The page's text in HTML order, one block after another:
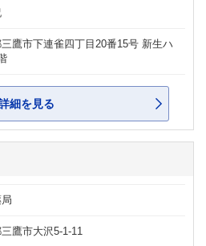
鷹市下連雀四丁目20番15号 新生ハ
細を見る
鷹市大沢5-1-11